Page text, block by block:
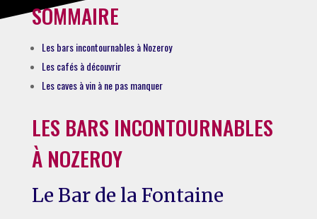
SOMMAIRE
Les bars incontournables à Nozeroy
Les cafés à découvrir
Les caves à vin à ne pas manquer
LES BARS INCONTOURNABLES
À NOZEROY
Le Bar de la Fontaine